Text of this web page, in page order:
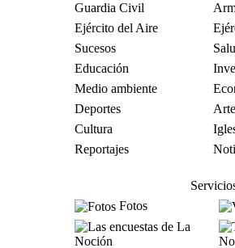
Guardia Civil
Ejército del Aire
Sucesos
Educación
Medio ambiente
Deportes
Arte
Cultura
Reportajes
Fotos